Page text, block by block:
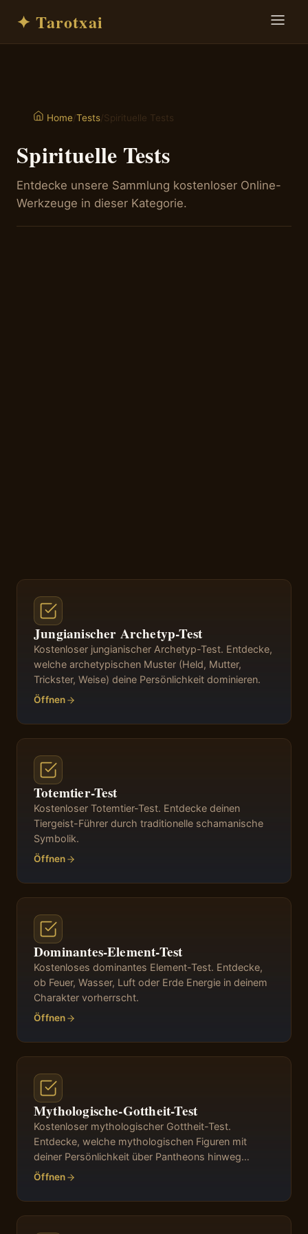
✦ Tarotxai
Home/Tests/Spirituelle Tests
Spirituelle Tests
Entdecke unsere Sammlung kostenloser Online-
Werkzeuge in dieser Kategorie.
Jungianischer Archetyp-Test
Kostenloser jungianischer Archetyp-Test. Entdecke,
welche archetypischen Muster (Held, Mutter,
Trickster, Weise) deine Persönlichkeit dominieren.
Öffnen
Totemtier-Test
Kostenloser Totemtier-Test. Entdecke deinen
Tiergeist-Führer durch traditionelle schamanische
Symbolik.
Öffnen
Dominantes-Element-Test
Kostenloses dominantes Element-Test. Entdecke,
ob Feuer, Wasser, Luft oder Erde Energie in deinem
Charakter vorherrscht.
Öffnen
Mythologische-Gottheit-Test
Kostenloser mythologischer Gottheit-Test.
Entdecke, welche mythologischen Figuren mit
deiner Persönlichkeit über Pantheons hinweg
resonieren.
Öffnen